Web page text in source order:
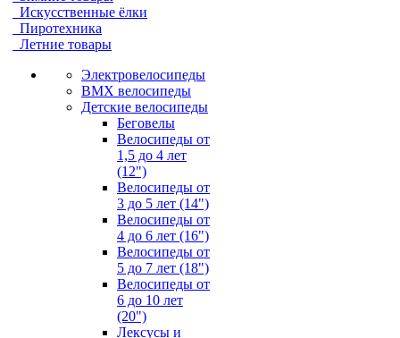
Искусственные ёлки
Пиротехника
Летние товары
Электровелосипеды
BMX велосипеды
Детские велосипеды
Беговелы
Велосипеды от
1,5 до 4 лет
(12")
Велосипеды от
3 до 5 лет (14")
Велосипеды от
4 до 6 лет (16")
Велосипеды от
5 до 7 лет (18")
Велосипеды от
6 до 10 лет
(20")
Лексусы и